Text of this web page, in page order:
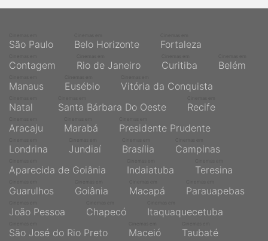
São Paulo Belo Horizonte Fortaleza
Contagem Rio de Janeiro Curitiba Belém
Manaus Eusébio Vitória da Conquista
Natal Santa Bárbara Do Oeste Recife
Aracaju Marabá Presidente Prudente
Londrina Jundiaí Brasília Campinas
Aparecida de Goiânia Indaiatuba Teresina
Guarulhos Goiânia Macapá Parauapebas
João Pessoa Chapecó Itaquaquecetuba
São José do Rio Preto Maceió Taubaté